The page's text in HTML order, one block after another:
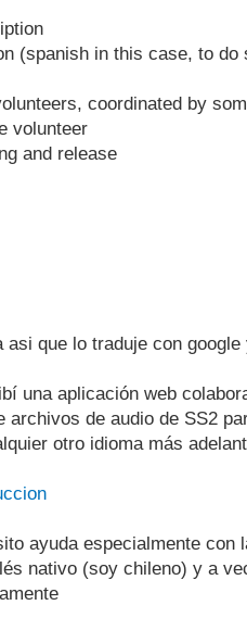
(spanish in this case, to do
coordinated by
volunteer
and release
asi que lo traduje con
una aplicación web
de audio de SS2
otro idioma más
ayuda especialmente con
nativo (soy chileno) y a